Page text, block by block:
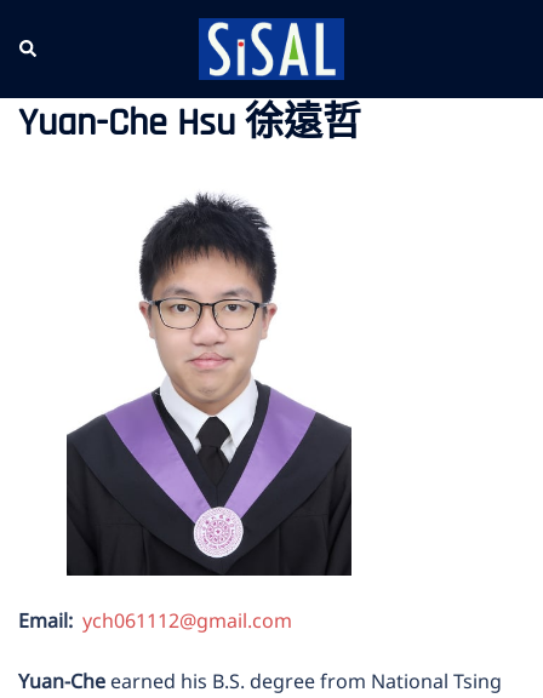
Search
Yuan-Che Hsu 徐遠哲
Email: ych061112@gmail.com
Yuan-Che earned his B.S. degree from National Tsing